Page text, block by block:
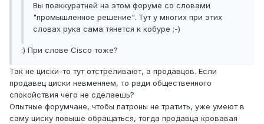
Вы поаккуратней на этом форуме со словами
"промышленное решение". Тут у многих при этих
словах рука сама тянется к кобуре ;-)
:) При слове Cisco тоже?
Так не циски-то тут отстреливают, а продавцов. Если
продавец циски невменяем, то ради общественного
спокойствия чего не сделаешь?
Опытные форумчане, чтобы патроны не тратить, уже умеют в
саму циску повыше обращаться, тогда продавца кровавая